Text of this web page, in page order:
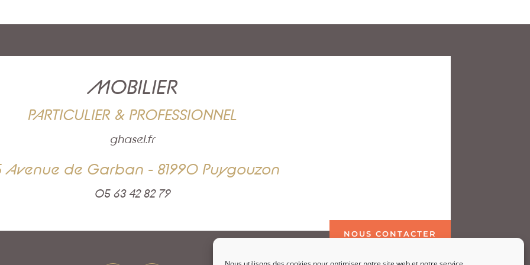
MOBILIER
PARTICULIER & PROFESSIONNEL
ghasel.fr
Avenue de Garban - 81990 Puygouzon
05 63 42 82 79
NOUS CONTACTER